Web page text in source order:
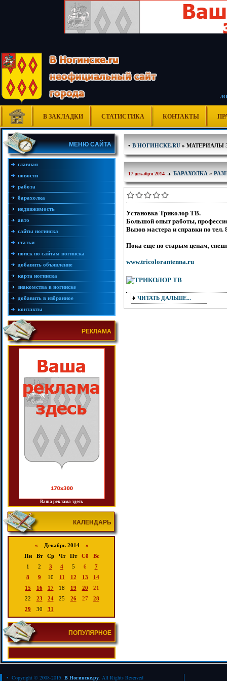
В ЗАКЛАДКИ СТАТИСТИКА КОНТАКТЫ
МЕНЮ САЙТА
главная
новости
работа
барахолка
недвижимость
авто
сайты ногинска
статьи
поиск по сайтам ногинска
добавить объявление
карта ногинска
знакомства в ногинске
добавить в избранное
контакты
РЕКЛАМА
Ваша реклама здесь
КАЛЕНДАРЬ
« Декабрь 2014 »
Пн
Вт Ср Чт Пт Сб
Вс
1
2 3 4 5 6
7
8
9 10 11 12 13
14
15
16 17 18 19 20
21
22
23 24 25 26 27
28
29
30 31
ПОПУЛЯРНОЕ
• В НОГИНСКЕ.RU» МАТЕРИАЛЫ
17 декабря 2014 БАРАХОЛКА »
Установка Триколор ТВ.
Большой опыт работы,
Вызов мастера и справки по
Пока еще по старым ценам,
www.tricolorantenna.ru
ЧИТАТЬ ДАЛЬШЕ...
• Copyright © 2008-2015. В Ногинске.ру. All Rights Reserved